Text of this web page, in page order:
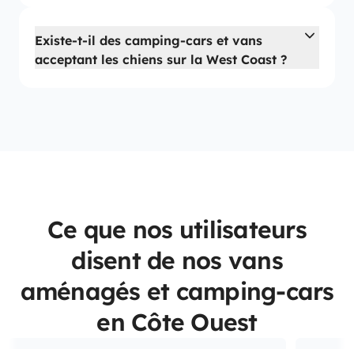
Existe-t-il des camping-cars et vans
acceptant les chiens sur la West Coast ?
Ce que nos utilisateurs
disent de nos vans
aménagés et camping-cars
en Côte Ouest